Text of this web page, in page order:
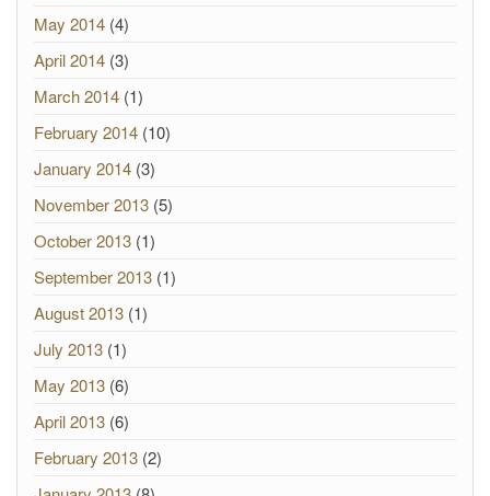
May 2014 (4)
April 2014 (3)
March 2014 (1)
February 2014 (10)
January 2014 (3)
November 2013 (5)
October 2013 (1)
September 2013 (1)
August 2013 (1)
July 2013 (1)
May 2013 (6)
April 2013 (6)
February 2013 (2)